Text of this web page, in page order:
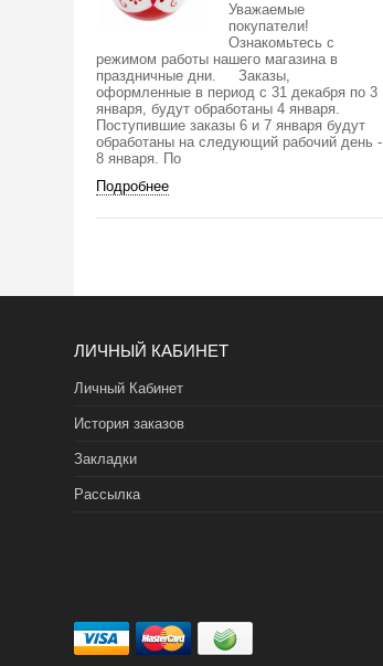
Уважаемые
покупатели!
Ознакомьтесь с
режимом работы нашего магазина в
праздничные дни. Заказы,
оформленные в период с 31 декабря по 3
января, будут обработаны 4 января.
Поступившие заказы 6 и 7 января будут
обработаны на следующий рабочий день -
8 января. По
Подробнее
ЛИЧНЫЙ КАБИНЕТ
Личный Кабинет
История заказов
Закладки
Рассылка